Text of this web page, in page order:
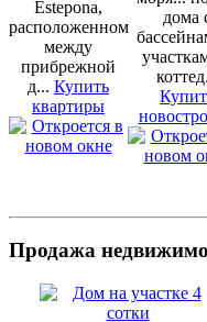
Estepona,
расположенном
между
прибрежной
д... Купить
квартиры
дома
Продажа